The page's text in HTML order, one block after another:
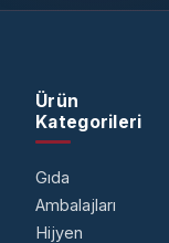
Ürün
Kategorileri
Gıda
Ambalajları
Hijyen